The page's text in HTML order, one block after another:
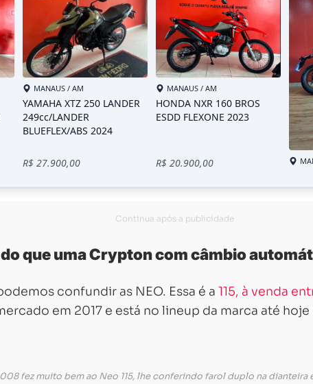
do que uma Crypton com câmbio
confundir as NEO. Essa é a 115, à venda
em 2017 e está no lineup da marca até
fez muito bem ao Neo 115, lhe conferindo farol duplo na dianteira